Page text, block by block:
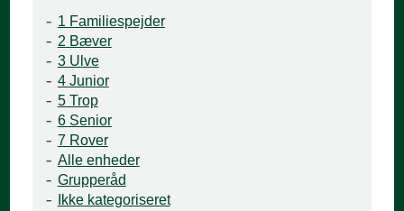
1 Familiespejder
2 Bæver
3 Ulve
4 Junior
5 Trop
6 Senior
7 Rover
Alle enheder
Grupperåd
Ikke kategoriseret